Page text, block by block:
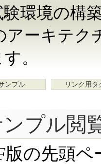
験環境の構
アーキテ
。
ンプル リンク用タ
プル閲
版の先頭